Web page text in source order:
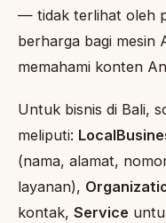
— tidak terlihat oleh
berharga bagi mesin
memahami konten
Untuk bisnis di Bali,
meliputi:
(nama, alamat,
layanan),
kontak, Service